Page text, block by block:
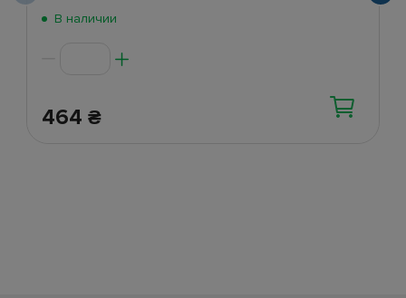
В наличии
464 ₴